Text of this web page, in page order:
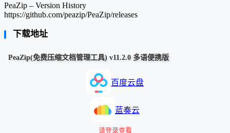
PeaZip – Version History
https://github.com/peazip/PeaZip/releases
下载地址
PeaZip(免费压缩文档管理工具) v11.2.0 多语便携版
百度云盘
蓝奏云
请登录查看